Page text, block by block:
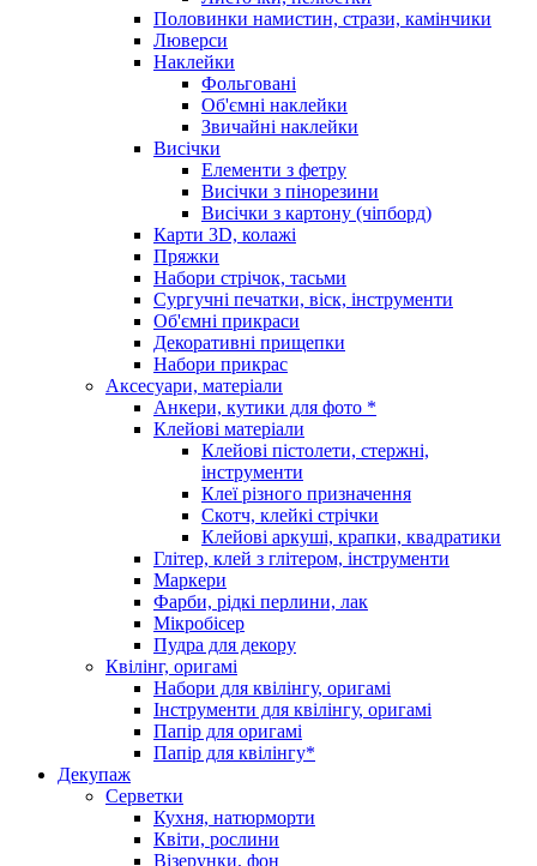
Половинки намистин, стрази, камінчики
Люверси
Наклейки
Фольговані
Об'ємні наклейки
Звичайні наклейки
Висічки
Елементи з фетру
Висічки з пінорезини
Висічки з картону (чіпборд)
Карти 3D, колажі
Пряжки
Набори стрічок, тасьми
Сургучні печатки, віск, інструменти
Об'ємні прикраси
Декоративні прищепки
Набори прикрас
Аксесуари, матеріали
Анкери, кутики для фото *
Клейові матеріали
Клейові пістолети, стержні,
інструменти
Клеї різного призначення
Скотч, клейкі стрічки
Клейові аркуші, крапки, квадратики
Глітер, клей з глітером, інструменти
Маркери
Фарби, рідкі перлини, лак
Мікробісер
Пудра для декору
Квілінг, оригамі
Набори для квілінгу, оригамі
Інструменти для квілінгу, оригамі
Папір для оригамі
Папір для квілінгу*
Декупаж
Серветки
Кухня, натюрморти
Квіти, рослини
Візерунки, фон